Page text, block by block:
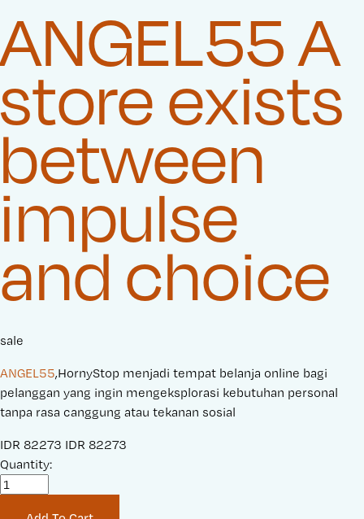
ANGEL55 A
store exists
between
impulse
and choice
sale
ANGEL55,HornyStop menjadi tempat belanja online bagi
pelanggan yang ingin mengeksplorasi kebutuhan personal
tanpa rasa canggung atau tekanan sosial
S
a
IDR 82273 O
IDR 82273
Quantity: